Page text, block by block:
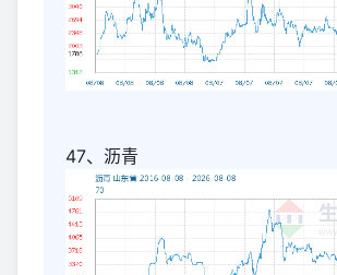
47、沥青